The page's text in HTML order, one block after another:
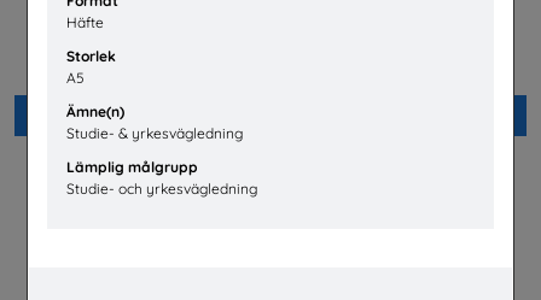
Häfte
Storlek
A5
Ämne(n)
Studie- & yrkesvägledning
Lämplig målgrupp
Studie- och yrkesvägledning
Jobba på apotek
Sveriges Apoteksförening
Beställ 0kr